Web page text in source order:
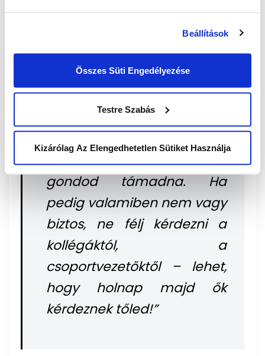
Beállítások
Összes Süti Engedélyezése
Testre Szabás
Kizárólag Az Elengedhetetlen Sütiket Használja
rászánd az időt a
programmal való
ismerkedésre. Gyakorolj,
jegyzetelj a tesztelés során,
készíts feljegyzéseket a
bármikor elővehetsz, ha
gondod támadna. Ha
pedig valamiben nem vagy
biztos, ne félj kérdezni a
kollégáktól, a
csoportvezetőktől – lehet,
hogy holnap majd ők
kérdeznek tőled!”